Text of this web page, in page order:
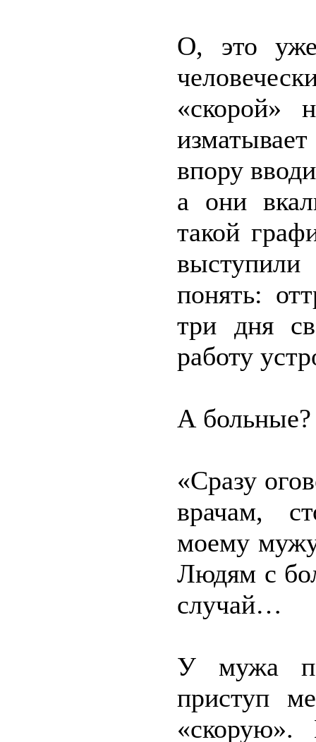
О, это
«скорой»
впору
а они
такой
понять:
три дня
работу
А больные?
«Сразу
врачам,
моему
Людям с
случай…
У мужа
приступ